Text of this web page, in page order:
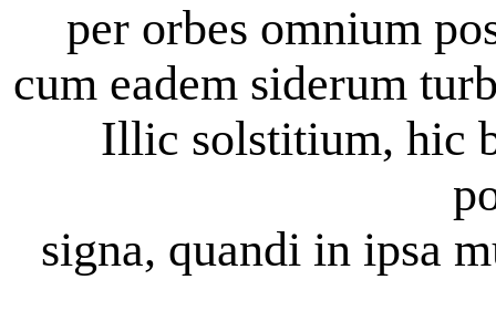
per orbes omnium
cum eadem siderum
Illic solstitium, hic
signa, quandi in ipsa